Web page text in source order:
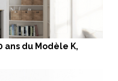
ans du Modèle K,